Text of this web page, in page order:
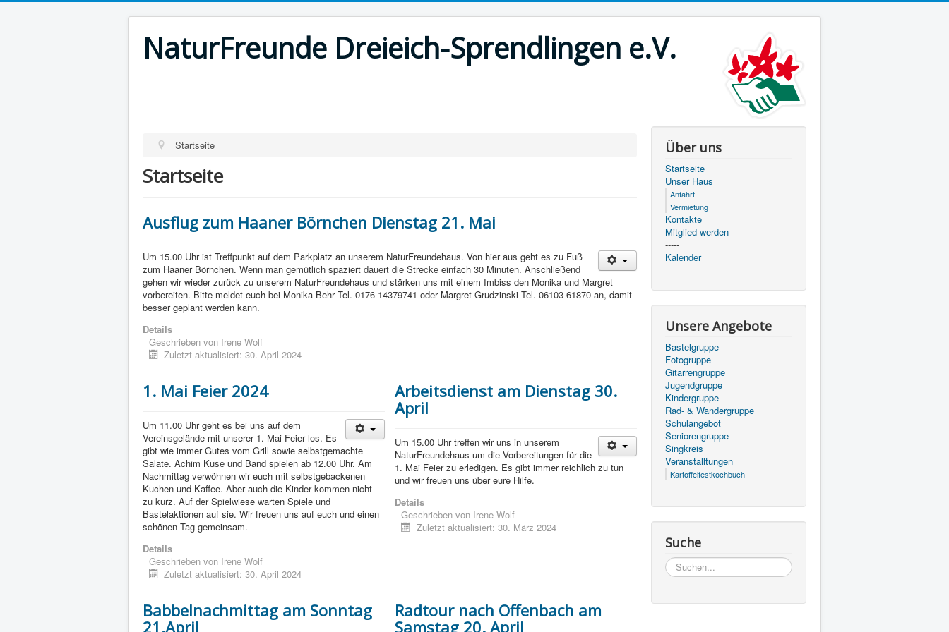
NaturFreunde Dreieich-Sprendlingen e.V.
Startseite
Startseite
Ausflug zum Haaner Börnchen Dienstag 21. Mai
Um 15.00 Uhr ist Treffpunkt auf dem Parkplatz an unserem NaturFreundehaus. Von hier aus geht es zu Fuß
zum Haaner Börnchen. Wenn man gemütlich spaziert dauert die Strecke einfach 30 Minuten. Anschließend
gehen wir wieder zurück zu unserem NaturFreundehaus und stärken uns mit einem Imbiss den Monika und Margret
vorbereiten. Bitte meldet euch bei Monika Behr Tel. 0176-14379741 oder Margret Grudzinski Tel. 06103-61870 an, damit
besser geplant werden kann.
Details
Geschrieben von Irene Wolf
Zuletzt aktualisiert: 30. April 2024
1. Mai Feier 2024
Um 11.00 Uhr geht es bei uns auf dem
Vereinsgelände mit unserer 1. Mai Feier los. Es
gibt wie immer Gutes vom Grill sowie selbstgemachte
Salate. Achim Kuse und Band spielen ab 12.00 Uhr. Am
Nachmittag verwöhnen wir euch mit selbstgebackenen
Kuchen und Kaffee. Aber auch die Kinder kommen nicht
zu kurz. Auf der Spielwiese warten Spiele und
Bastelaktionen auf sie. Wir freuen uns auf euch und einen
schönen Tag gemeinsam.
Details
Geschrieben von Irene Wolf
Zuletzt aktualisiert: 30. April 2024
Arbeitsdienst am Dienstag 30.
April
Um 15.00 Uhr treffen wir uns in unserem
NaturFreundehaus um die Vorbereitungen für die
1. Mai Feier zu erledigen. Es gibt immer reichlich zu tun
und wir freuen uns über eure Hilfe.
Details
Geschrieben von Irene Wolf
Zuletzt aktualisiert: 30. März 2024
Babbelnachmittag am Sonntag
21.April
Radtour nach Offenbach am
Samstag 20. April
Über uns
Startseite
Unser Haus
Anfahrt
Vermietung
Kontakte
Mitglied werden
-----
Kalender
Unsere Angebote
Bastelgruppe
Fotogruppe
Gitarrengruppe
Jugendgruppe
Kindergruppe
Rad- & Wandergruppe
Schulangebot
Seniorengruppe
Singkreis
Veranstalltungen
Kartoffelfestkochbuch
Suche
Suchen...